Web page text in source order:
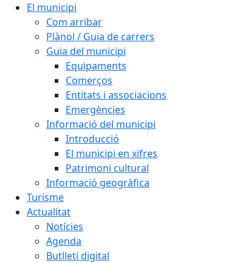
El municipi
Com arribar
Plànol / Guia de carrers
Guia del municipi
Equipaments
Comerços
Entitats i associacions
Emergències
Informació del municipi
Introducció
El municipi en xifres
Patrimoni cultural
Informació geogràfica
Turisme
Actualitat
Notícies
Agenda
Butlletí digital